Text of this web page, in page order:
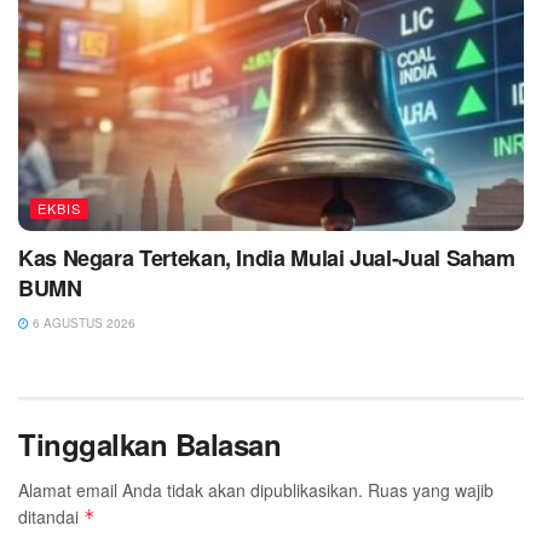
EKBIS
Kas Negara Tertekan, India Mulai Jual-Jual Saham
BUMN
6 AGUSTUS 2026
Tinggalkan Balasan
Alamat email Anda tidak akan dipublikasikan. Ruas yang wajib
ditandai *